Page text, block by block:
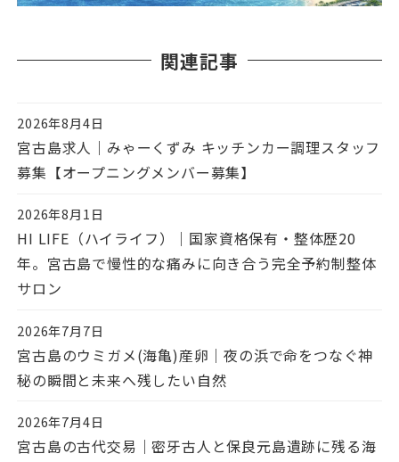
関連記事
投稿日
2026年8月4日
宮古島求人｜みゃーくずみ キッチンカー調理スタッフ
募集【オープニングメンバー募集】
投稿日
2026年8月1日
HI LIFE（ハイライフ）｜国家資格保有・整体歴20
年。宮古島で慢性的な痛みに向き合う完全予約制整体
サロン
投稿日
2026年7月7日
宮古島のウミガメ(海亀)産卵｜夜の浜で命をつなぐ神
秘の瞬間と未来へ残したい自然
投稿日
2026年7月4日
宮古島の古代交易｜密牙古人と保良元島遺跡に残る海